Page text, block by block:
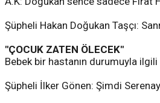
Şüpheli Hakan Doğukan Taşçı:
"ÇOCUK ZATEN ÖLECEK"
Bebek bir hastanın durumuyla
Şüpheli İlker Gönen: Şimdi